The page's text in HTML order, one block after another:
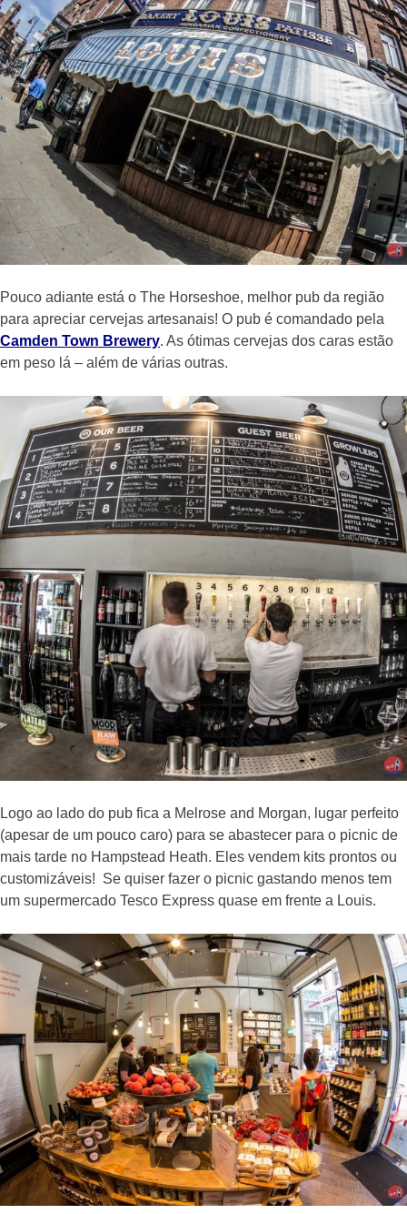
Pouco adiante está o The Horseshoe, melhor pub da região
para apreciar cervejas artesanais! O pub é comandado pela
Camden Town Brewery. As ótimas cervejas dos caras estão
em peso lá – além de várias outras.
Logo ao lado do pub fica a Melrose and Morgan, lugar perfeito
(apesar de um pouco caro) para se abastecer para o picnic de
mais tarde no Hampstead Heath. Eles vendem kits prontos ou
customizáveis! Se quiser fazer o picnic gastando menos tem
um supermercado Tesco Express quase em frente a Louis.